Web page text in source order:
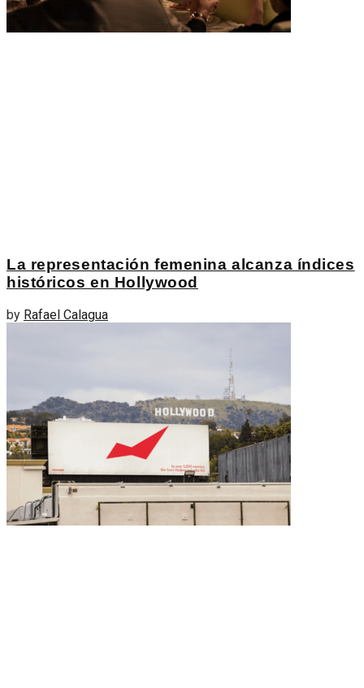
La representación femenina alcanza índices
históricos en Hollywood
by Rafael Calagua